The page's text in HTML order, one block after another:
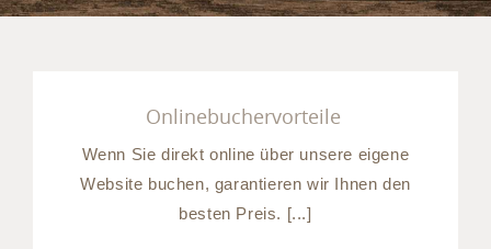
Onlinebuchervorteile
Wenn Sie direkt online über unsere eigene
Website buchen, garantieren wir Ihnen den
besten Preis. [...]